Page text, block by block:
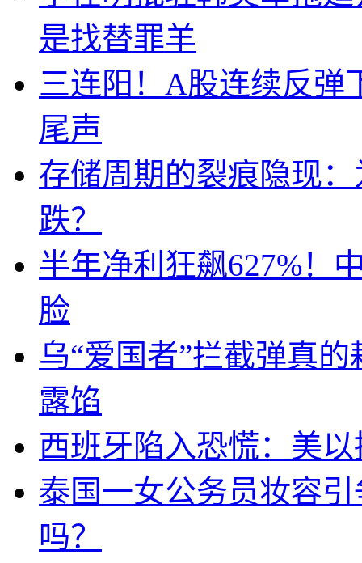
是找替罪羊
三连阳！A股连续反弹
尾声
存储周期的裂痕隐现
跌？
半年净利狂飙627%！
脸
乌“爱国者”拦截弹真
露馅
西班牙陷入恐慌：美
泰国一女公务员妆容
吗？